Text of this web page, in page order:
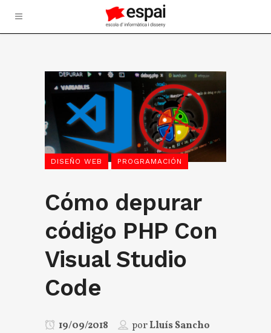
DISEÑO WEB PROGRAMACIÓN
Cómo depurar
código PHP Con
Visual Studio
Code
19/09/2018 porLluís Sancho